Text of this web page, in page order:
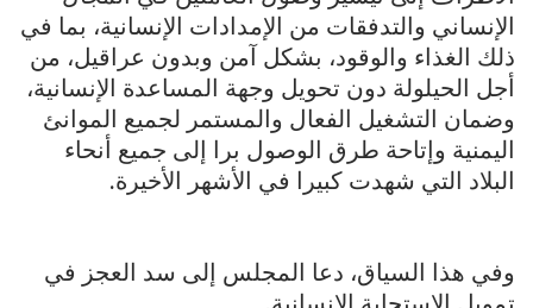
الإنساني والتدفقات من الإمدادات الإنسانية، بما في
ذلك الغذاء والوقود، بشكل آمن وبدون عراقيل، من
أجل الحيلولة دون تحويل وجهة المساعدة الإنسانية،
وضمان التشغيل الفعال والمستمر لجميع الموانئ
اليمنية وإتاحة طرق الوصول برا إلى جميع أنحاء
البلاد التي شهدت كبيرا في الأشهر الأخيرة.
وفي هذا السياق، دعا المجلس إلى سد العجز في